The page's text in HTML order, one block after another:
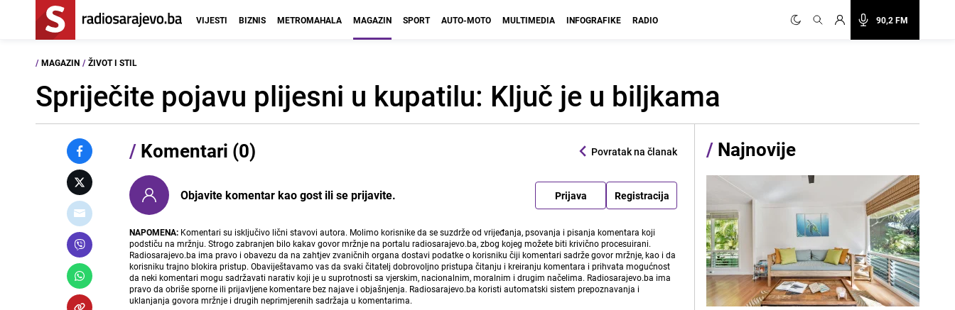
90,2 FM
VIJESTI BIZNIS METROMAHALA MAGAZIN SPORT AUTO-MOTO MULTIMEDIA INFOGRAFIKE RADIO
/ MAGAZIN / ŽIVOT I STIL
Spriječite pojavu plijesni u kupatilu: Ključ je u biljkama
/ Komentari (0) Povratak na članak
Objavite komentar kao gost ili se prijavite. Prijava Registracija
NAPOMENA: Komentari su isključivo lični stavovi autora. Molimo korisnike da se suzdrže od vrijeđanja, psovanja i pisanja komentara koji
podstiču na mržnju. Strogo zabranjen bilo kakav govor mržnje na portalu radiosarajevo.ba, zbog kojeg možete biti krivično procesuirani.
Radiosarajevo.ba ima pravo i obavezu da na zahtjev zvaničnih organa dostavi podatke o korisniku čiji komentari sadrže govor mržnje, kao i da
korisniku trajno blokira pristup. Obaviještavamo vas da svaki čitatelj dobrovoljno pristupa čitanju i kreiranju komentara i prihvata mogućnost
da neki komentari mogu sadržavati narativ koji je u suprotnosti sa vjerskim, nacionalnim, moralnim i drugim načelima. Radiosarajevo.ba ima
pravo da obriše sporne ili prijavljene komentare bez najave i objašnjenja. Radiosarajevo.ba koristi automatski sistem prepoznavanja i
uklanjanja govora mržnje i drugih neprimjerenih sadržaja u komentarima.
/ Najnovije